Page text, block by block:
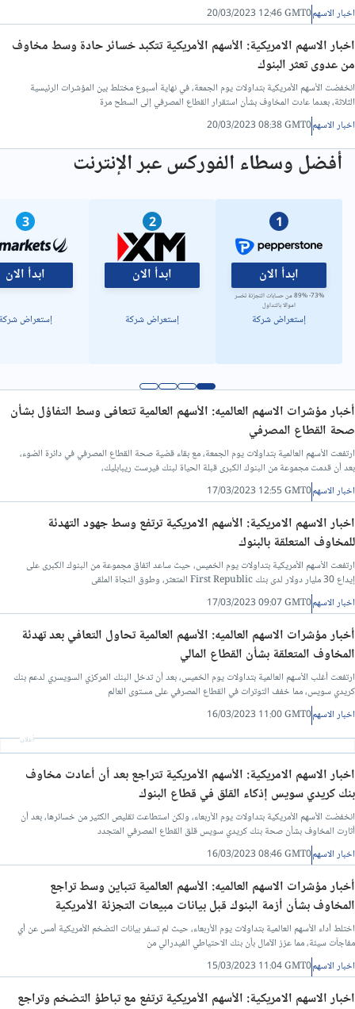
اخبار الاسهم20/03/2023 12:46 GMT0
اخبار الاسهم الامريكية: الأسهم الأمريكية تتكبد خسائر حادة وسط مخاوف
من عدوى تعثر البنوك
انخفضت الأسهم الأمريكية بتداولات يوم الجمعة، في نهاية أسبوع مختلط بين المؤشرات الرئيسية
الثلاثة، بعدما عادت المخاوف بشأن استقرار القطاع المصرفي إلى السطح مرة
اخبار الاسهم20/03/2023 08:38 GMT0
أفضل وسطاء الفوركس عبر الإنترنت
1
ابدأ الان
73%- 89% من حسابات التجزئة تخسر
اموالا بالتداول
إستعراض شركة
2
ابدأ الان
إستعراض شركة
3
ابدأ الان
إستعراض
أخبار مؤشرات الاسهم العالميه: الأسهم العالمية تتعافى وسط التفاؤل بشأن
صحة القطاع المصرفي
ارتفعت الأسهم العالمية بتداولات يوم الجمعة، مع بقاء قضية صحة القطاع المصرفي في دائرة الضوء،
بعد أن قدمت مجموعة من البنوك الكبرى قبلة الحياة لبنك فيرست ريبابليك،
اخبار الاسهم17/03/2023 12:55 GMT0
اخبار الاسهم الامريكية: الأسهم الامريكية ترتفع وسط جهود التهدئة
للمخاوف المتعلقة بالبنوك
ارتفعت الأسهم الأمريكية بتداولات يوم الخميس، حيث ساعد اتفاق مجموعة من البنوك الكبرى على
إيداع 30 مليار دولار لدى بنك First Republic المتعثر، وطوق النجاة الملقى
اخبار الاسهم17/03/2023 09:07 GMT0
أخبار مؤشرات الاسهم العالميه: الأسهم العالمية تحاول التعافي بعد تهدئة
المخاوف المتعلقة بشأن القطاع المالي
ارتفعت أغلب الأسهم العالمية بتداولات يوم الخميس، بعد أن تدخل البنك المركزي السويسري لدعم بنك
كريدي سويس، مما خفف التوترات في القطاع المصرفي على مستوى العالم
اخبار الاسهم16/03/2023 11:00 GMT0
أعلان
اخبار الاسهم الامريكية: الأسهم الأمريكية تتراجع بعد أن أعادت مخاوف
بنك كريدي سويس إذكاء القلق في قطاع البنوك
انخفضت الأسهم الأمريكية بتداولات يوم الأربعاء، ولكن استطاعت تقليص الكثير من خسائرها، بعد أن
أثارت المخاوف بشأن صحة بنك كريدي سويس قلق القطاع المصرفي المتجدد
اخبار الاسهم16/03/2023 08:46 GMT0
أخبار مؤشرات الاسهم العالميه: الأسهم العالمية تتباين وسط تراجع
المخاوف بشأن أزمة البنوك قبل بيانات مبيعات التجزئة الأمريكية
اختلط أداء الأسهم العالمية بتداولات يوم الأربعاء، حيث لم تسفر بيانات التضخم الأمريكية أمس عن أي
مفاجآت سيئة، مما عزز الآمال بأن بنك الاحتياطي الفيدرالي من
اخبار الاسهم15/03/2023 11:04 GMT0
اخبار الاسهم الامريكية: الأسهم الأمريكية ترتفع مع تباطؤ التضخم وتراجع